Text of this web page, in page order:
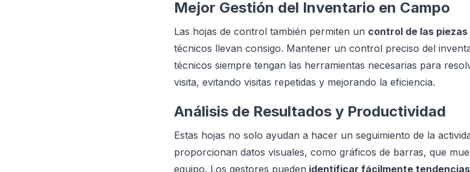
Mejor Gestión del Inventario en Campo
Las hojas de control también permiten un control de las
técnicos llevan consigo. Mantener un control preciso del
técnicos siempre tengan las herramientas necesarias para
visita, evitando visitas repetidas y mejorando la eficiencia.
Análisis de Resultados y Productividad
Estas hojas no solo ayudan a hacer un seguimiento de la
proporcionan datos visuales, como gráficos de barras, que
equipo. Los gestores pueden identificar fácilmente tendencias